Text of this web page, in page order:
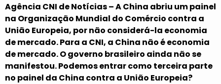
Agência CNI de Notícias – A China abriu um painel
na Organização Mundial do Comércio contra a
União Europeia, por não considerá-la economia
de mercado. Para a CNI, a China não é economia
de mercado. O governo brasileiro ainda não se
manifestou. Podemos entrar como terceira parte
no painel da China contra a União Europeia?